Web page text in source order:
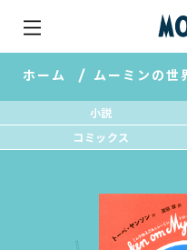
ホーム ムーミンの世
小説
コミックス